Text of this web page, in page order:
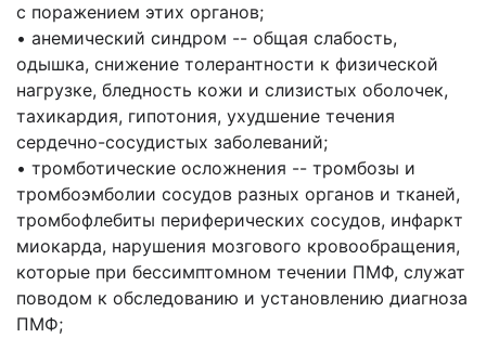
с поражением этих органов;
• анемический синдром -- общая слабость,
одышка, снижение толерантности к физической
нагрузке, бледность кожи и слизистых оболочек,
тахикардия, гипотония, ухудшение течения
сердечно-сосудистых заболеваний;
• тромботические осложнения -- тромбозы и
тромбоэмболии сосудов разных органов и тканей,
тромбофлебиты периферических сосудов, инфаркт
миокарда, нарушения мозгового кровообращения,
которые при бессимптомном течении ПМФ, служат
поводом к обследованию и установлению диагноза
ПМФ;